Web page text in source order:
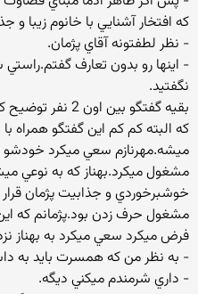
كه افتخار آشنايي با خانوم
- نظر لطفتونه آقاي پژمان.
- اينها رو بدون تعارف
نگفتيد.
بقيه گفتگو بين
كه البته كم كم اين گفتگو همراه
ميشه.مهرنازم سعي ميكرد خودشو
مشغول ميكرد.بهناز كه به نوعي
خوشبرخوردي و جذابيت پژمان
مشغول حرف زدن بود.پژمانم كه اين
فرض ميكرد سعي ميكرد به بهناز
- به نظر من كه همسرت بايد به
- داري شرمندم ميكني ديگه.